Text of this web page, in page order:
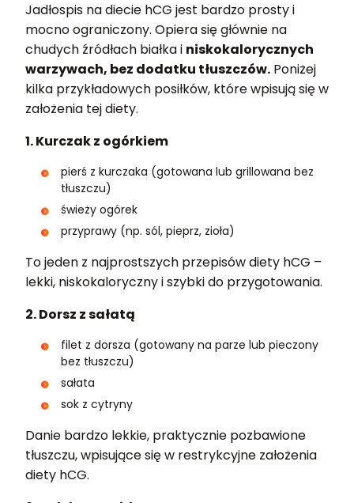
Jadłospis na diecie hCG jest bardzo prosty i
mocno ograniczony. Opiera się głównie na
chudych źródłach białka i niskokalorycznych
warzywach, bez dodatku tłuszczów. Poniżej
kilka przykładowych posiłków, które wpisują się w
założenia tej diety.
1. Kurczak z ogórkiem
pierś z kurczaka (gotowana lub grillowana bez
tłuszczu)
świeży ogórek
przyprawy (np. sól, pieprz, zioła)
To jeden z najprostszych przepisów diety hCG –
lekki, niskokaloryczny i szybki do przygotowania.
2. Dorsz z sałatą
filet z dorsza (gotowany na parze lub pieczony
bez tłuszczu)
sałata
sok z cytryny
Danie bardzo lekkie, praktycznie pozbawione
tłuszczu, wpisujące się w restrykcyjne założenia
diety hCG.